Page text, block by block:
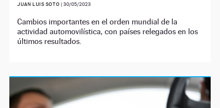
JUAN LUIS SOTO | 30/05/2023
Cambios importantes en el orden mundial de la
actividad automovilística, con países relegados en los
últimos resultados.